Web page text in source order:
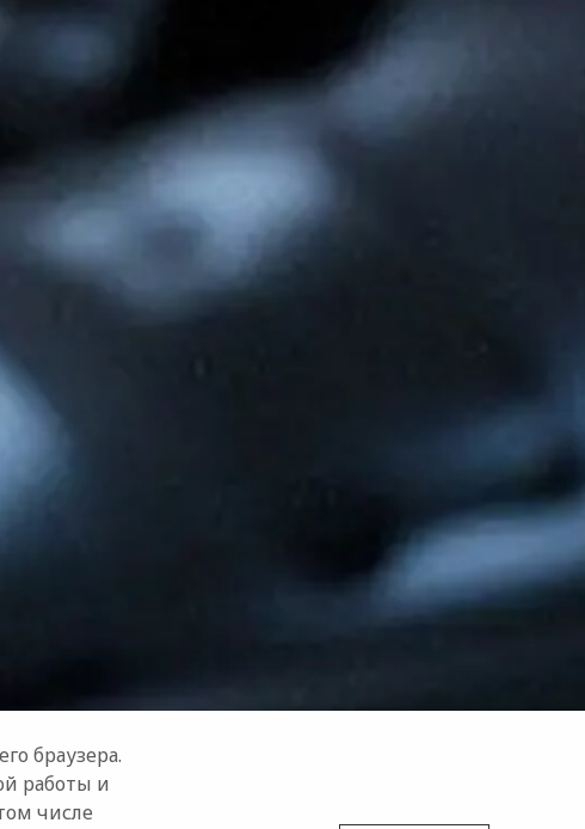
браузера.
работы и
числе